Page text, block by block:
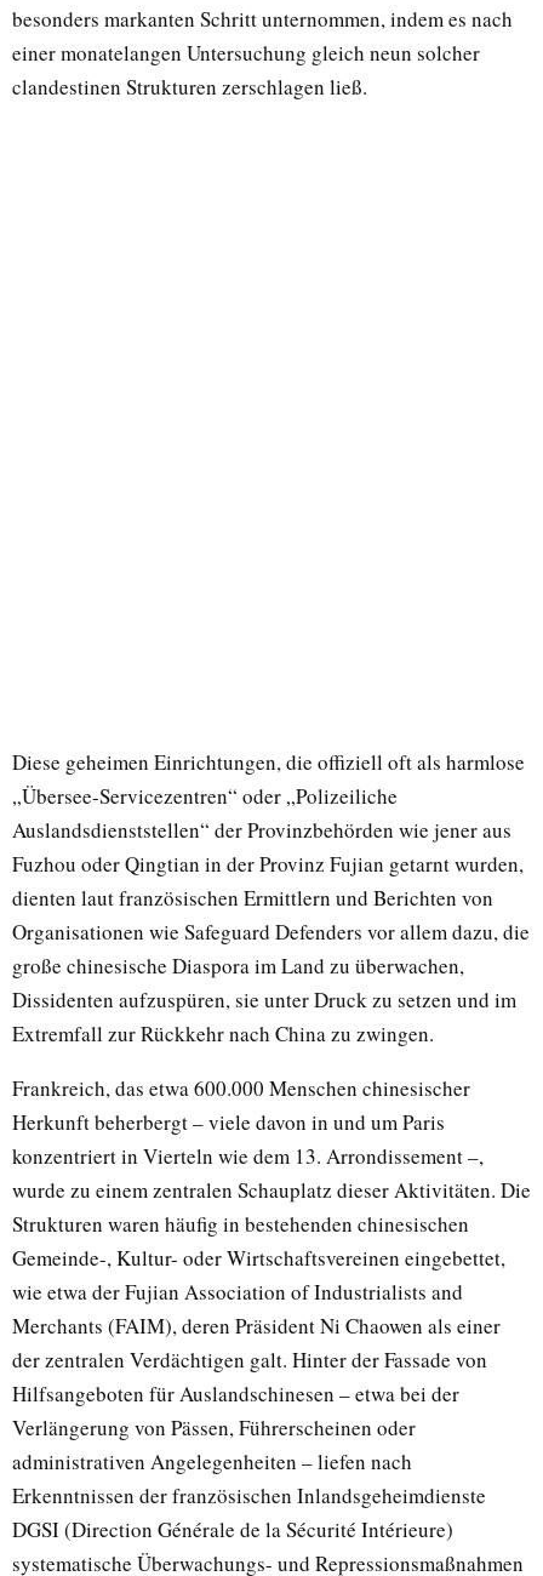
besonders markanten Schritt unternommen, indem es nach
einer monatelangen Untersuchung gleich neun solcher
clandestinen Strukturen zerschlagen ließ.
Diese geheimen Einrichtungen, die offiziell oft als harmlose
„Übersee-Servicezentren“ oder „Polizeiliche
Auslandsdienststellen“ der Provinzbehörden wie jener aus
Fuzhou oder Qingtian in der Provinz Fujian getarnt wurden,
dienten laut französischen Ermittlern und Berichten von
Organisationen wie Safeguard Defenders vor allem dazu, die
große chinesische Diaspora im Land zu überwachen,
Dissidenten aufzuspüren, sie unter Druck zu setzen und im
Extremfall zur Rückkehr nach China zu zwingen.
Frankreich, das etwa 600.000 Menschen chinesischer
Herkunft beherbergt – viele davon in und um Paris
konzentriert in Vierteln wie dem 13. Arrondissement –,
wurde zu einem zentralen Schauplatz dieser Aktivitäten. Die
Strukturen waren häufig in bestehenden chinesischen
Gemeinde-, Kultur- oder Wirtschaftsvereinen eingebettet,
wie etwa der Fujian Association of Industrialists and
Merchants (FAIM), deren Präsident Ni Chaowen als einer
der zentralen Verdächtigen galt. Hinter der Fassade von
Hilfsangeboten für Auslandschinesen – etwa bei der
Verlängerung von Pässen, Führerscheinen oder
administrativen Angelegenheiten – liefen nach
Erkenntnissen der französischen Inlandsgeheimdienste
DGSI (Direction Générale de la Sécurité Intérieure)
systematische Überwachungs- und Repressionsmaßnahmen